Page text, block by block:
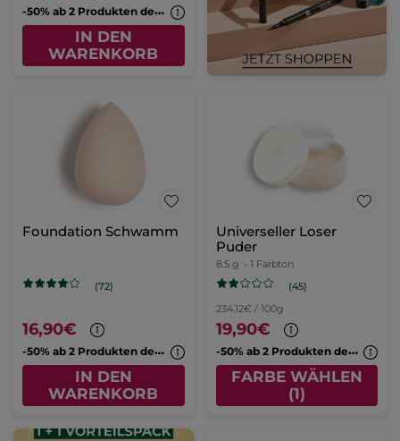
-
50% ab 2 Produkten deiner Wahl
IN DEN
WARENKORB
Foundation Schwamm
(72)
16,90€
-
50% ab 2 Produkten deiner Wahl
IN DEN
WARENKORB
Universeller Loser
Puder
8.5 g - 1 Farbton
(45)
234,12€ / 100g
19,90€
-
50% ab 2 Produkten deiner Wahl
FARBE WÄHLEN
(1)